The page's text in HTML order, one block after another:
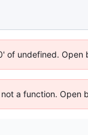
undefined. Open
a function. Open